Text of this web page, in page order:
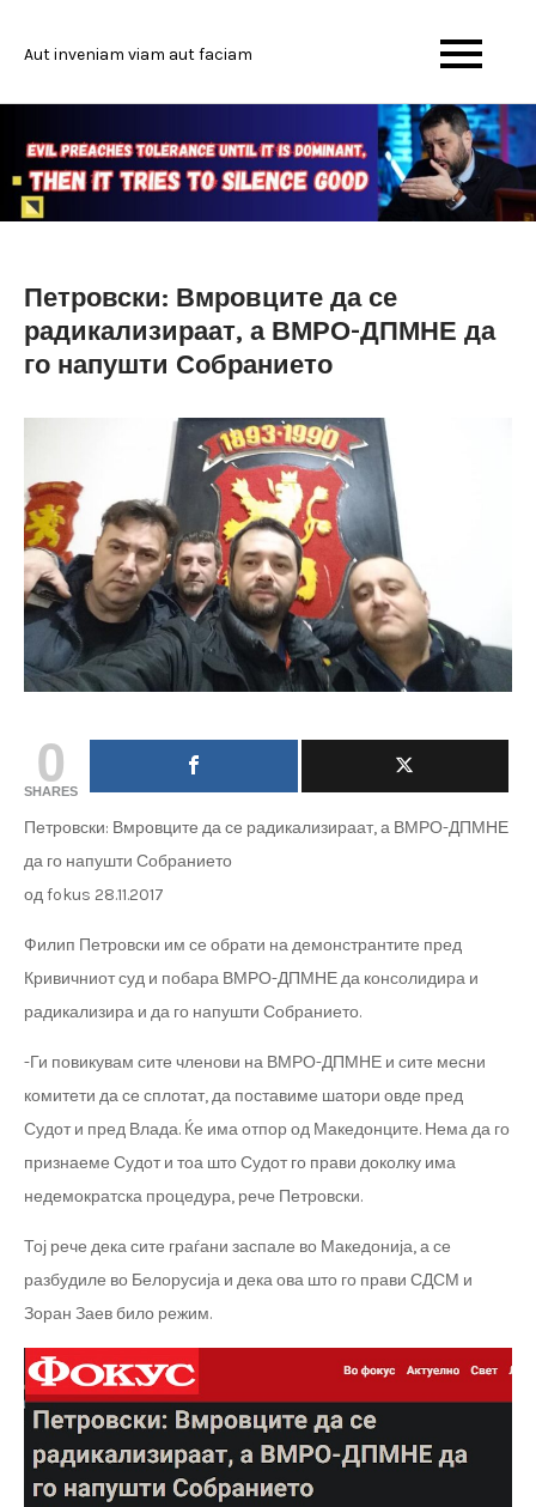
Aut inveniam viam aut faciam
Петровски: Вмровците да се
радикализираат, а ВМРО-ДПМНЕ да
го напушти Собранието
0
SHARES
Петровски: Вмровците да се радикализираат, а ВМРО-ДПМНЕ
да го напушти Собранието
од fokus 28.11.2017
Филип Петровски им се обрати на демонстрантите пред
Кривичниот суд и побара ВМРО-ДПМНЕ да консолидира и
радикализира и да го напушти Собранието.
-Ги повикувам сите членови на ВМРО-ДПМНЕ и сите месни
комитети да се сплотат, да поставиме шатори овде пред
Судот и пред Влада. Ќе има отпор од Македонците. Нема да го
признаеме Судот и тоа што Судот го прави доколку има
недемократска процедура, рече Петровски.
Тој рече дека сите граѓани заспале во Македонија, а се
разбудиле во Белорусија и дека ова што го прави СДСМ и
Зоран Заев било режим.